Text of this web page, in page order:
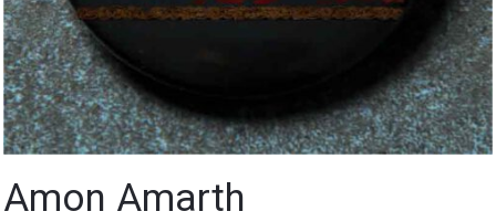
Amon Amarth